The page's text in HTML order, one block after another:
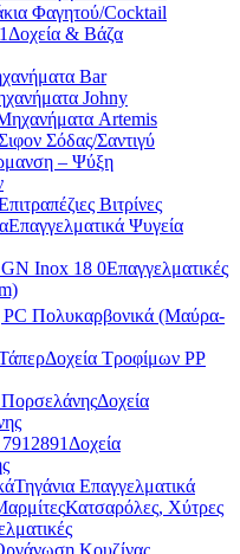
Φαγητού/Cocktail
Δοχεία & Βάζα
Bar
Johny
Artemis
Σόδας/Σαντιγύ
– Ψύξη
Βιτρίνες
Επαγγελματικά Ψυγεία
Επαγγελματικές
PC Πολυκαρβονικά (Μαύρα-
Δοχεία Τροφίμων PP
Δοχεία
Δοχεία
Τηγάνια Επαγγελματικά
Κατσαρόλες, Χύτρες
Κουζίνας